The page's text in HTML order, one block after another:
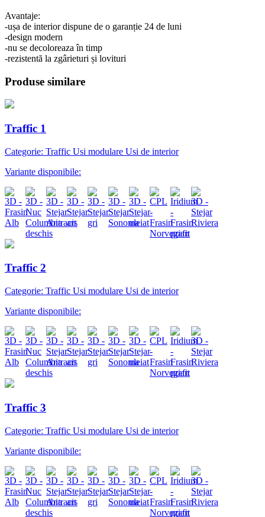
Avantaje:
-ușa de interior dispune de o garanție 24 de luni
-design modern
-nu se decoloreaza în timp
-rezistentă la zgârieturi și lovituri
Produse similare
Traffic 1
Categorie: Traffic Usi modulare Usi de interior
Variante disponibile:
Traffic 2
Categorie: Traffic Usi modulare Usi de interior
Variante disponibile:
Traffic 3
Categorie: Traffic Usi modulare Usi de interior
Variante disponibile: